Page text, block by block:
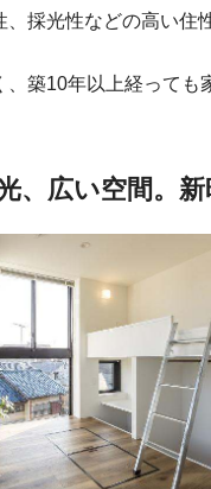
、採光性などの高い住
、築10年以上経って
、広い空間。